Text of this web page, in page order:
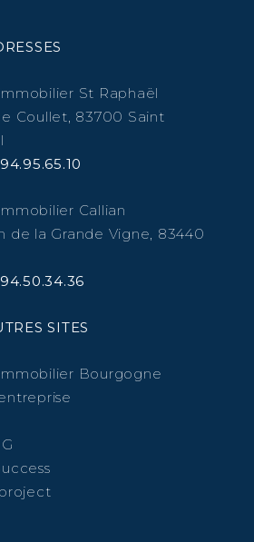
St Raphaël
Coullet, 83700 Saint
Callian
de la Grande Vigne, 83440
SITES
Bourgogne